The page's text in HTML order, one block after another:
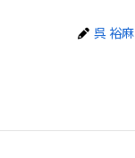
呉 裕麻